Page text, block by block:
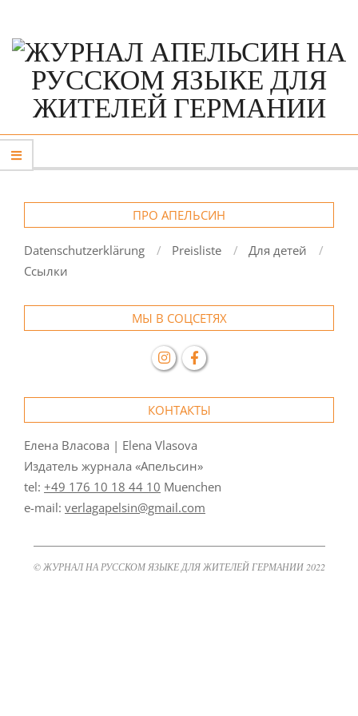
content
Primary
Navigation
ПРО АПЕЛЬСИН
Datenschutzerklärung Preisliste
Для детей
Ссылки
МЫ В СОЦСЕТЯХ
КОНТАКТЫ
Елена Власова | Elena Vlasova
Издатель журнала «Апельсин»
tel: +49 176 10 18 44 10 Muenchen
e-mail: verlagapelsin@gmail.com
© ЖУРНАЛ НА РУССКОМ ЯЗЫКЕ ДЛЯ ЖИТЕЛЕЙ ГЕРМАНИИ 2022